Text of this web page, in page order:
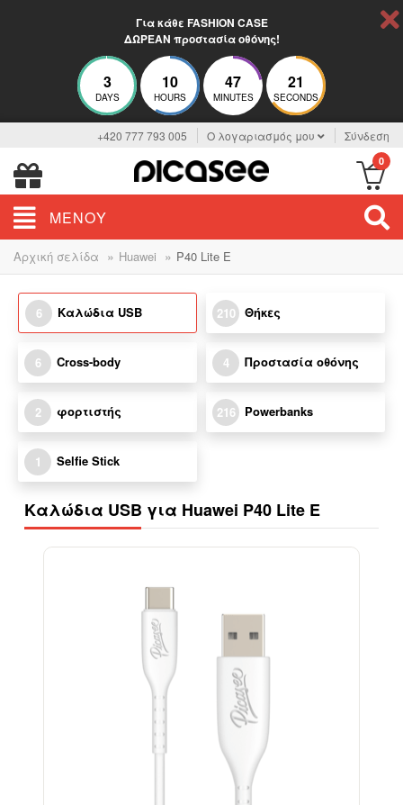
Για κάθε FASHION CASE
ΔΩΡΕΑΝ προστασία οθόνης!
3
DAYS
10
HOURS
47
MINUTES
20
SECONDS
+420 777 793 005 Ο λογαριασμός μου Σύνδεση
0
ΜΕΝΟΎ
Αρχική σελίδα » Huawei » P40 Lite E
6 Καλώδια USB 210 Θήκες
6 Cross-body 4 Προστασία οθόνης
2 φορτιστής 216 Powerbanks
1 Selfie Stick
Καλώδια USB για Huawei P40 Lite E